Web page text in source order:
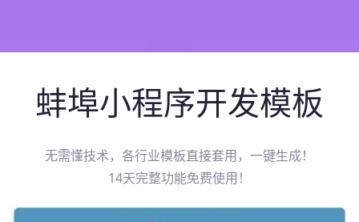
蚌埠小程序开发模板
无需懂技术，各行业模板直接套用，一键生成！
14天完整功能免费使用！